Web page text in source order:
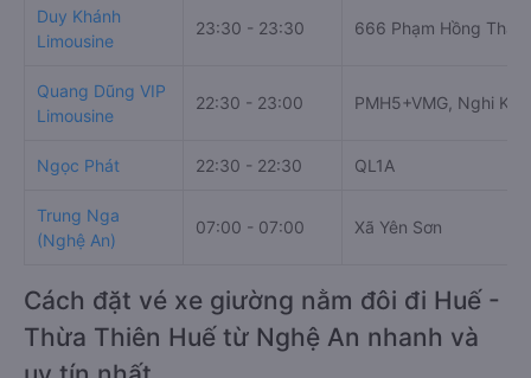
Duy Khánh
Limousine
23:30 - 23:30 666 Phạm Hồng Thái
Quang Dũng VIP
Limousine
22:30 - 23:00 PMH5+VMG, Nghi
Ngọc Phát 22:30 - 22:30 QL1A
Trung Nga
(Nghệ An)
07:00 - 07:00 Xã Yên Sơn
Cách đặt vé xe giường nằm đôi đi Huế -
Thừa Thiên Huế từ Nghệ An nhanh và